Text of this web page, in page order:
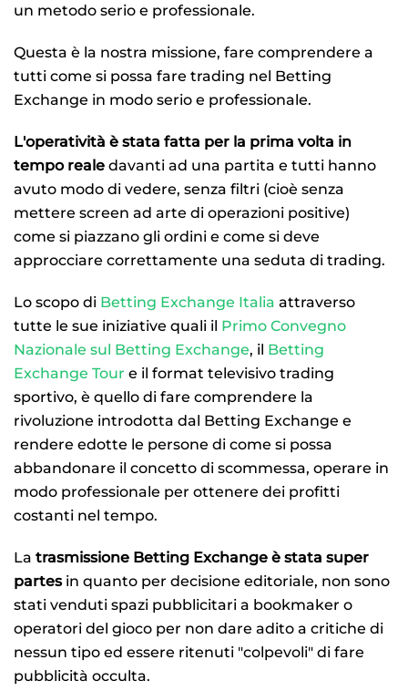
un metodo serio e professionale.
Questa è la nostra missione, fare comprendere a
tutti come si possa fare trading nel Betting
Exchange in modo serio e professionale.
L'operatività è stata fatta per la prima volta in
tempo reale davanti ad una partita e tutti hanno
avuto modo di vedere, senza filtri (cioè senza
mettere screen ad arte di operazioni positive)
come si piazzano gli ordini e come si deve
approcciare correttamente una seduta di trading.
Lo scopo di Betting Exchange Italia attraverso
tutte le sue iniziative quali il Primo Convegno
Nazionale sul Betting Exchange, il Betting
Exchange Tour e il format televisivo trading
sportivo, è quello di fare comprendere la
rivoluzione introdotta dal Betting Exchange e
rendere edotte le persone di come si possa
abbandonare il concetto di scommessa, operare in
modo professionale per ottenere dei profitti
costanti nel tempo.
La trasmissione Betting Exchange è stata super
partesin quanto per decisione editoriale, non sono
stati venduti spazi pubblicitari a bookmaker o
operatori del gioco per non dare adito a critiche di
nessun tipo ed essere ritenuti "colpevoli" di fare
pubblicità occulta.